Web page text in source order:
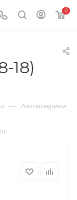
0
18)
— Автоковрики